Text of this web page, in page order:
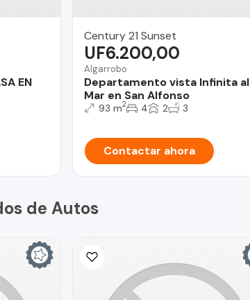
EN
Century 21 Sunset
Algarrobo
Departamento vista Infinita al
Mar en San Alfonso
UF6.200,00
93 m2 4 2 3
Contactar ahora
de Autos